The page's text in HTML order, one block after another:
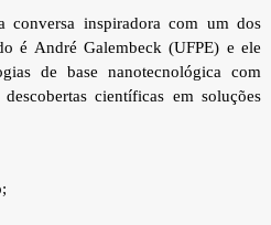
conversa inspiradora com um dos
é André Galembeck (UFPE) e ele
de base nanotecnológica com
científicas em soluções